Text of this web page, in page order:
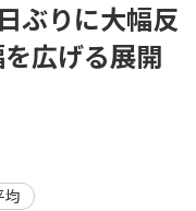
ぶりに大幅反
広げる展開
均